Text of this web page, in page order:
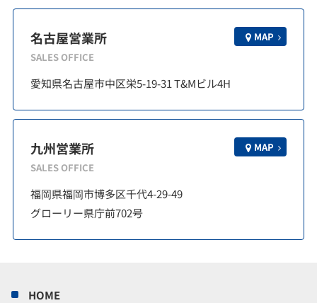
名古屋営業所
SALES OFFICE
MAP
愛知県名古屋市中区栄5-19-31 T&Mビル4H
九州営業所
SALES OFFICE
MAP
福岡県福岡市博多区千代4-29-49
グローリー県庁前702号
HOME